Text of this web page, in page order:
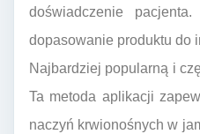
doświadczenie
dopasowanie produktu do
Najbardziej popularną i
Ta metoda aplikacji
naczyń krwionośnych w